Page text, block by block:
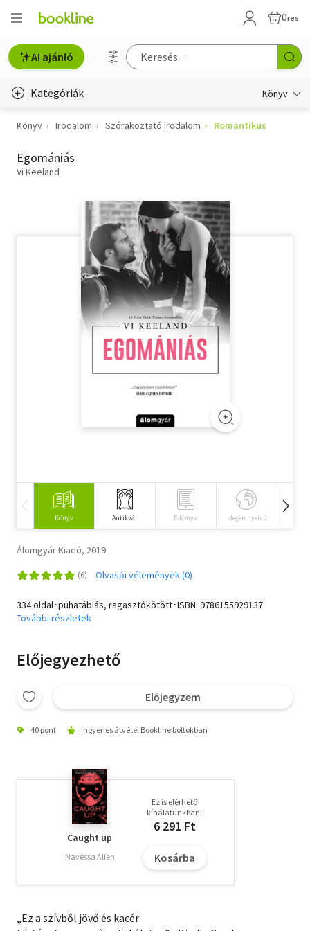
Üres
AI ajánló
Kategóriák Könyv
Életmód, egészség
Erotika
Tankönyv, segédkönyv
Természettudomány
Vallás
Könyv Irodalom Szórakoztató irodalom Romantikus
Egomániás
Vi Keeland
Könyv Antikvár E-könyv Idegen nyelvű
Álomgyár Kiadó, 2019
Olvasói vélemények (0)
334 oldal･puhatáblás, ragasztókötött･ISBN: 9786155929137
További részletek
Előjegyezhető
Előjegyzem
40 pont Ingyenes átvétel Bookline boltokban
Caught up
Navessa Allen
Ez is elérhető
kínálatunkban:
6 291 Ft
Kosárba
„Ez a szívből jövő és kacér